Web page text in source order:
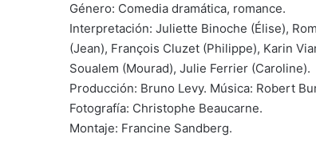
Género: Comedia dramática, romance.
Interpretación: Juliette Binoche (Élise),
(Jean), François Cluzet (Philippe), Karin
Soualem (Mourad), Julie Ferrier (Caroline).
Producción: Bruno Levy. Música: Robert
Fotografía: Christophe Beaucarne.
Montaje: Francine Sandberg.